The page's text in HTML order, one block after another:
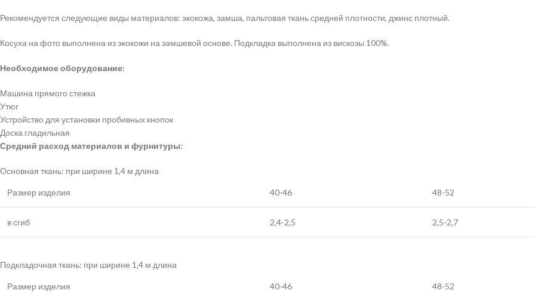
Рекомендуется следующие виды материалов: экокожа, замша, пальтовая ткань средней плотности, джинс плотный.
Косуха на фото выполнена из экокожи на замшевой основе. Подкладка выполнена из вискозы 100%.
Необходимое оборудование:
Машина прямого стежка
Утюг
Устройство для установки пробивных кнопок
Доска гладильная
Средний расход материалов и фурнитуры:
Основная ткань: при ширине 1,4 м длина
Размер изделия 40-46 48-52
в сгиб 2,4-2,5 2,5-2,7
Подкладочная ткань: при ширине 1,4 м длина
Размер изделия 40-46 48-52